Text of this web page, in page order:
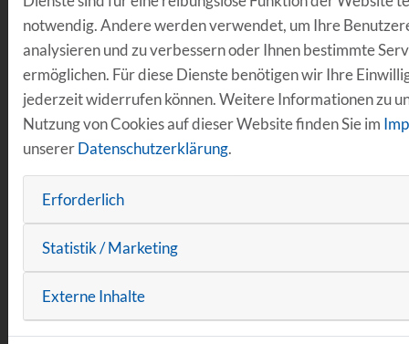
Nachhaltige Mobilität
Arbeitsgruppe Fahrradwirtschaft
Projekt DInO
H2.R Wasserstoffrunde Regensburg
Plattform Safe & Sustainable Mobility
Abgeschlossene Projekte
Daten & Vernetzung
Projekt BAIKOR_R
Projekt RSU-Test
Projekt WiSe OMV
Projekt DARuV
Projekt ReSense3D
notwendig. Andere werden verwendet, um Ihre
analysieren und zu verbessern oder Ihnen bestimmte
ermöglichen. Für diese Dienste benötigen wir Ihre
jederzeit widerrufen können. Weitere Informationen zu
Nutzung von Cookies auf dieser Website finden Sie im
unsererDatenschutzerklärung.
Erforderlich
Statistik / Marketing
Externe Inhalte